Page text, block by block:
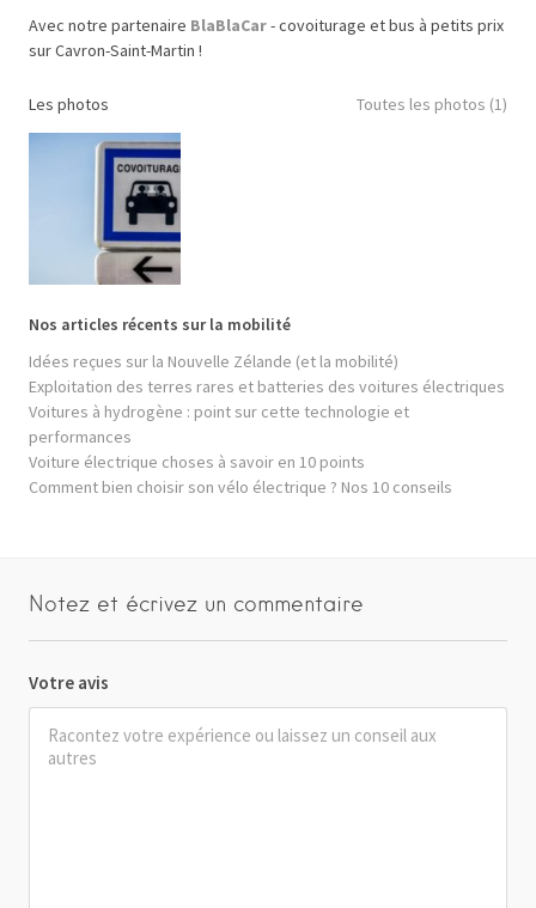
Avec notre partenaire BlaBlaCar- covoiturage et bus à petits prix
sur Cavron-Saint-Martin !
Les photos Toutes les photos (1)
Nos articles récents sur la mobilité
Idées reçues sur la Nouvelle Zélande (et la mobilité)
Exploitation des terres rares et batteries des voitures électriques
Voitures à hydrogène : point sur cette technologie et
performances
Voiture électrique choses à savoir en 10 points
Comment bien choisir son vélo électrique ? Nos 10 conseils
Notez et écrivez un commentaire
Votre avis